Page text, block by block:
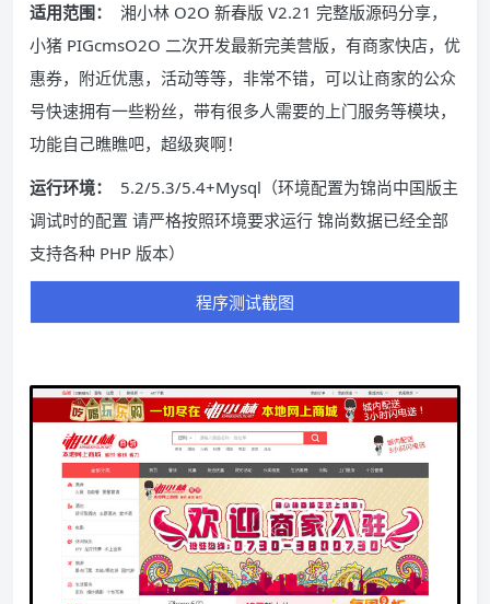
适用范围：
湘小林 O2O 新春版 V2.21 完整版源码分享，
小猪 PIGcmsO2O 二次开发最新完美营版，有商家快店，优
惠券，附近优惠，活动等等，非常不错，可以让商家的公众
号快速拥有一些粉丝，带有很多人需要的上门服务等模块，
功能自己瞧瞧吧，超级爽啊！
运行环境：
5.2/5.3/5.4+Mysql（环境配置为锦尚中国版主
调试时的配置 请严格按照环境要求运行 锦尚数据已经全部
支持各种 PHP 版本）
程序测试截图